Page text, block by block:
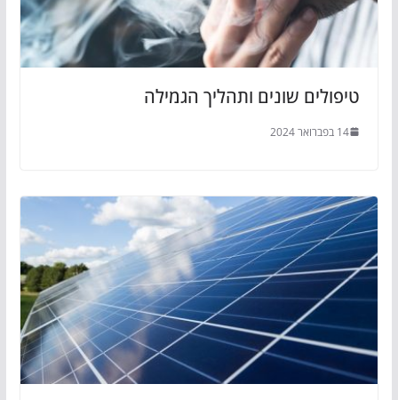
טיפולים שונים ותהליך הגמילה
14 בפברואר 2024